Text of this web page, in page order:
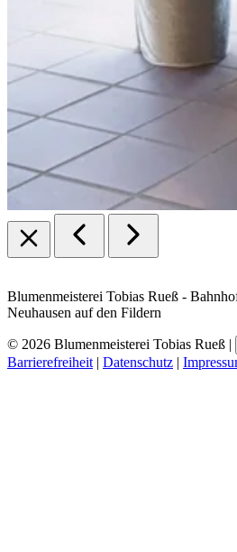
Blumenmeisterei Tobias Rueß -
Neuhausen auf den Fildern
© 2026 Blumenmeisterei Tobias Rueß |
Barrierefreiheit | Datenschutz |